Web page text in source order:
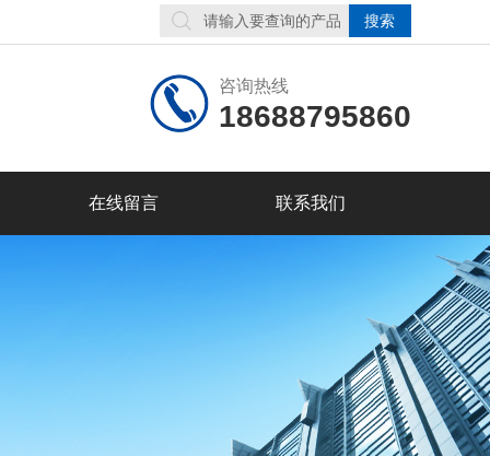
咨询热线
18688795860
在线留言 联系我们